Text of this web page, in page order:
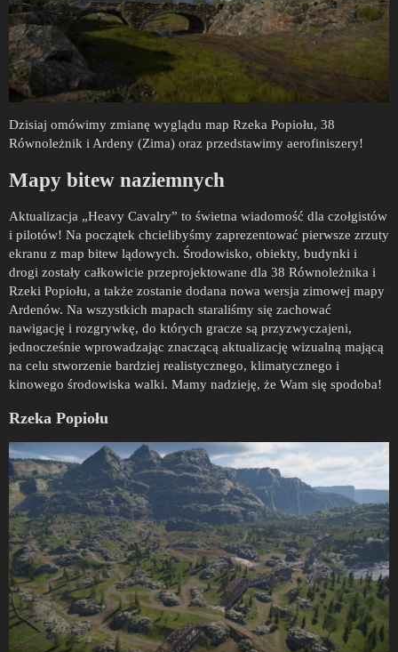
Dzisiaj omówimy zmianę wyglądu map Rzeka Popiołu, 38
Równoleżnik i Ardeny (Zima) oraz przedstawimy aerofiniszery!
Mapy bitew naziemnych
Aktualizacja „Heavy Cavalry” to świetna wiadomość dla czołgistów
i pilotów! Na początek chcielibyśmy zaprezentować pierwsze zrzuty
ekranu z map bitew lądowych. Środowisko, obiekty, budynki i
drogi zostały całkowicie przeprojektowane dla 38 Równoleżnika i
Rzeki Popiołu, a także zostanie dodana nowa wersja zimowej mapy
Ardenów. Na wszystkich mapach staraliśmy się zachować
nawigację i rozgrywkę, do których gracze są przyzwyczajeni,
jednocześnie wprowadzając znaczącą aktualizację wizualną mającą
na celu stworzenie bardziej realistycznego, klimatycznego i
kinowego środowiska walki. Mamy nadzieję, że Wam się spodoba!
Rzeka Popiołu